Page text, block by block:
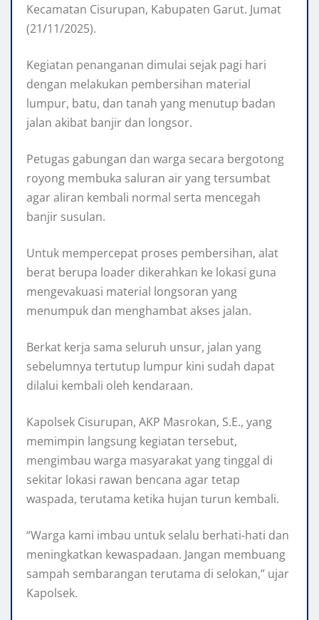
Kecamatan Cisurupan, Kabupaten Garut. Jumat
(21/11/2025).
Kegiatan penanganan dimulai sejak pagi hari
dengan melakukan pembersihan material
lumpur, batu, dan tanah yang menutup badan
jalan akibat banjir dan longsor.
Petugas gabungan dan warga secara bergotong
royong membuka saluran air yang tersumbat
agar aliran kembali normal serta mencegah
banjir susulan.
Untuk mempercepat proses pembersihan, alat
berat berupa loader dikerahkan ke lokasi guna
mengevakuasi material longsoran yang
menumpuk dan menghambat akses jalan.
Berkat kerja sama seluruh unsur, jalan yang
sebelumnya tertutup lumpur kini sudah dapat
dilalui kembali oleh kendaraan.
Kapolsek Cisurupan, AKP Masrokan, S.E., yang
memimpin langsung kegiatan tersebut,
mengimbau warga masyarakat yang tinggal di
sekitar lokasi rawan bencana agar tetap
waspada, terutama ketika hujan turun kembali.
“Warga kami imbau untuk selalu berhati-hati dan
meningkatkan kewaspadaan. Jangan membuang
sampah sembarangan terutama di selokan,” ujar
Kapolsek.